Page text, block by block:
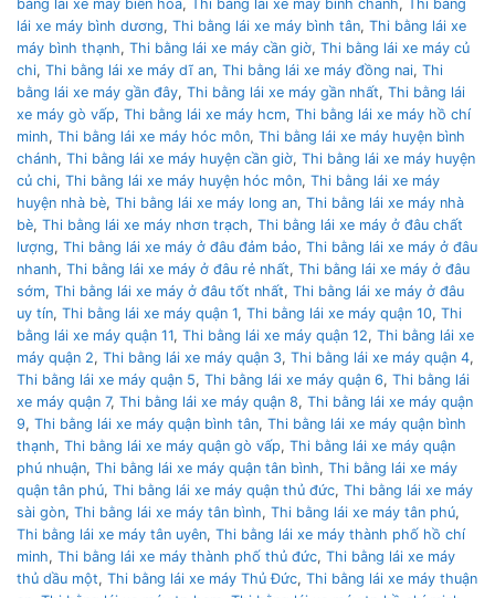
bằng lái xe máy biên hoà, Thi bằng lái xe máy bình chánh,
Thi bằng
lái xe máy bình dương, Thi bằng lái xe máy bình tân, Thi bằng lái xe
máy bình thạnh, Thi bằng lái xe máy cần giờ, Thi bằng lái xe máy củ
chi, Thi bằng lái xe máy dĩ an, Thi bằng lái xe máy đồng nai, Thi
bằng lái xe máy gần đây, Thi bằng lái xe máy gần nhất, Thi bằng lái
xe máy gò vấp, Thi bằng lái xe máy hcm, Thi bằng lái xe máy hồ chí
minh, Thi bằng lái xe máy hóc môn, Thi bằng lái xe máy huyện bình
chánh, Thi bằng lái xe máy huyện cần giờ, Thi bằng lái xe máy huyện
củ chi, Thi bằng lái xe máy huyện hóc môn, Thi bằng lái xe máy
huyện nhà bè, Thi bằng lái xe máy long an, Thi bằng lái xe máy nhà
bè, Thi bằng lái xe máy nhơn trạch, Thi bằng lái xe máy ở đâu chất
lượng, Thi bằng lái xe máy ở đâu đảm bảo, Thi bằng lái xe máy ở đâu
nhanh, Thi bằng lái xe máy ở đâu rẻ nhất, Thi bằng lái xe máy ở đâu
sớm, Thi bằng lái xe máy ở đâu tốt nhất, Thi bằng lái xe máy ở đâu
uy tín, Thi bằng lái xe máy quận 1, Thi bằng lái xe máy quận 10, Thi
bằng lái xe máy quận 11, Thi bằng lái xe máy quận 12, Thi bằng lái xe
máy quận 2, Thi bằng lái xe máy quận 3, Thi bằng lái xe máy quận 4,
Thi bằng lái xe máy quận 5, Thi bằng lái xe máy quận 6, Thi bằng lái
xe máy quận 7, Thi bằng lái xe máy quận 8, Thi bằng lái xe máy quận
9, Thi bằng lái xe máy quận bình tân, Thi bằng lái xe máy quận bình
thạnh, Thi bằng lái xe máy quận gò vấp, Thi bằng lái xe máy quận
phú nhuận, Thi bằng lái xe máy quận tân bình, Thi bằng lái xe máy
quận tân phú, Thi bằng lái xe máy quận thủ đức, Thi bằng lái xe máy
sài gòn, Thi bằng lái xe máy tân bình, Thi bằng lái xe máy tân phú,
Thi bằng lái xe máy tân uyên, Thi bằng lái xe máy thành phố hồ chí
minh, Thi bằng lái xe máy thành phố thủ đức, Thi bằng lái xe máy
thủ dầu một, Thi bằng lái xe máy Thủ Đức, Thi bằng lái xe máy thuận